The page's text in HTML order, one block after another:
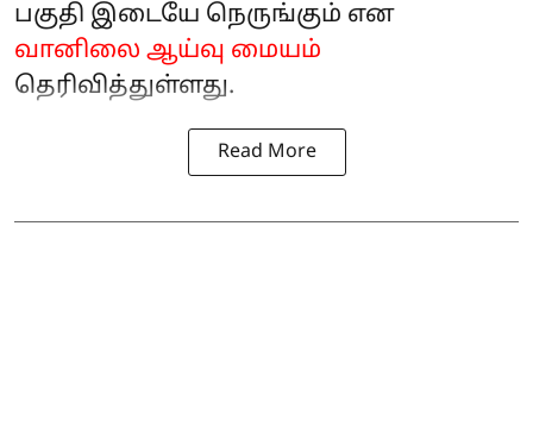
பகுதி இடையே நெருங்கும் என
வானிலை ஆய்வு மையம்
தெரிவித்துள்ளது.
Read More